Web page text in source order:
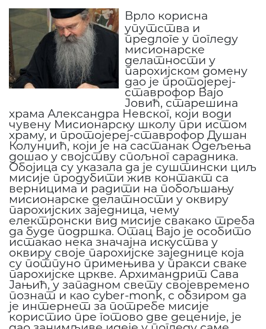
Врло корисна
упутства и
предлоге у погледу
мисионарске
делатности у
парохијском домену
дао је протојереј-
ставрофор Вајо
Јовић, старешина
храма Александра Невског, који води
чувену Мисионарску школу при истом
храму, и протојереј-ставрофор Душан
Колунџић, који је на састанак Одељења
дошао у својству спољног сарадника.
Обојица су указала да је суштински циљ
мисије продубити жив контакт са
верницима и радити на побољшању
мисионарске делатности у оквиру
парохијских заједница, чему
електронски вид мисије свакако треба
да буде подршка. Отац Вајо је особито
истакао нека значајна искуства у
оквиру своје парохијске заједнице која
су потпуно примењива у пракси сваке
парохијске цркве. Архимандрит Сава
Јањић, у западном свету својевремено
познат и као cyber-monk, с обзиром да
је интернет за потребе мисије
користио пре готово две деценије, је